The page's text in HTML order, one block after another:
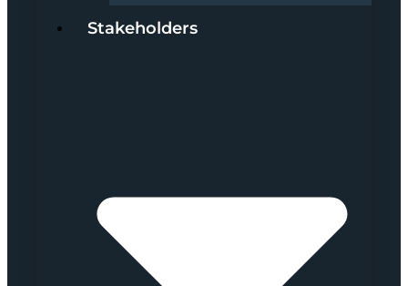
Stakeholders